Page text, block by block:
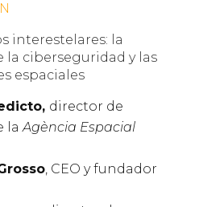
interestelares: la
la ciberseguridad y las
espaciales
director de
laAgència Espacial
, CEO y fundador